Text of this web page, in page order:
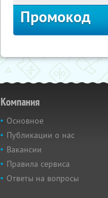
Промокод
Компания
Основное
Публикации о нас
Вакансии
Правила сервиса
Ответы на вопросы